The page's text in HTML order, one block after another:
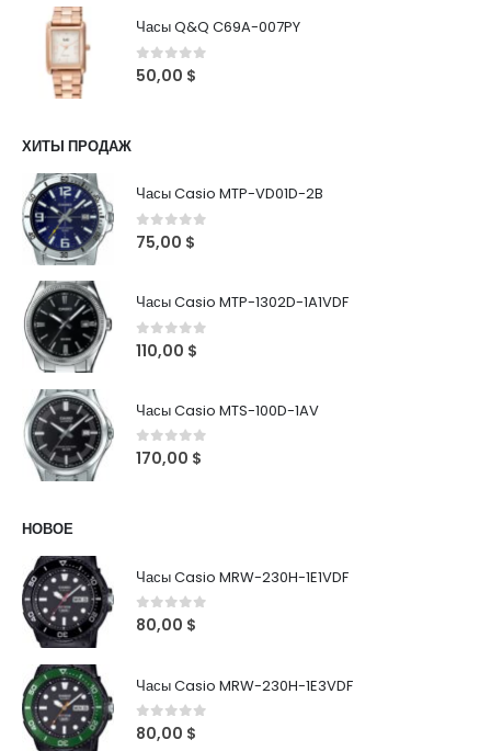
Часы Q&Q C69A-007PY
0out of 5
50,00 $
ХИТЫ ПРОДАЖ
Часы Casio MTP-VD01D-2B
0out of 5
75,00 $
Часы Casio MTP-1302D-1A1VDF
0out of 5
110,00 $
Часы Casio MTS-100D-1AV
0out of 5
170,00 $
НОВОЕ
Часы Casio MRW-230H-1E1VDF
0out of 5
80,00 $
Часы Casio MRW-230H-1E3VDF
0out of 5
80,00 $